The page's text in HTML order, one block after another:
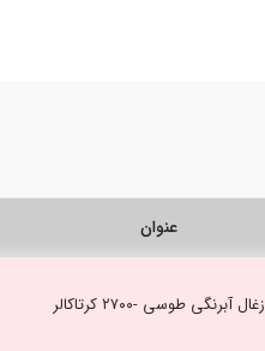
عنوان
زغال آبرنگی طوسی -۲۷۰۰ کرتاکالر